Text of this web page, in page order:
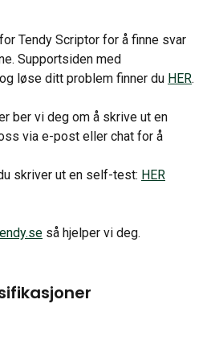
Tendy Scriptor for å finne svar
Supportsiden med
løse ditt problem finner du HER.
ber vi deg om å skrive ut en
via e-post eller chat for å
skriver ut en self-test: HER
så hjelper vi deg.